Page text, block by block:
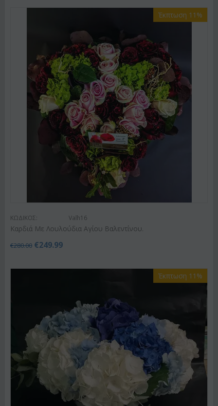
Έκπτωση 11%
ΚΩΔΙΚΟΣ: Valh16
Καρδιά Με Λουλούδια Αγίου Βαλεντίνου.
€280.00 €249.99
Έκπτωση 11%